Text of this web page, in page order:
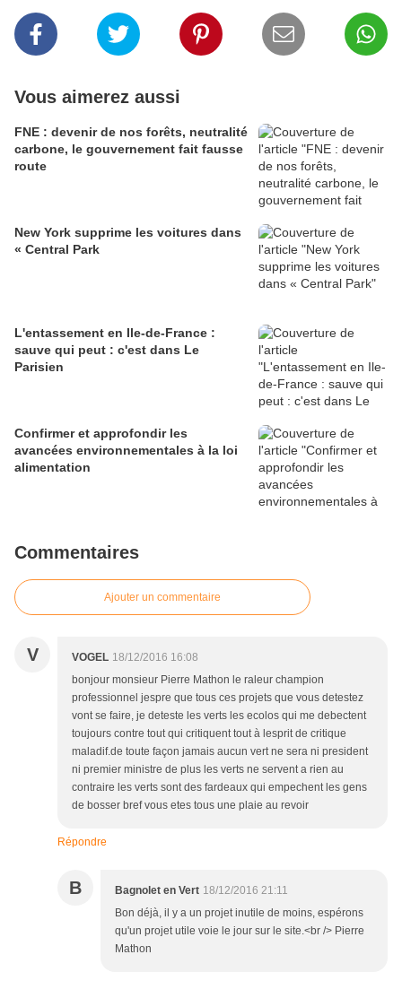
Vous aimerez aussi
FNE : devenir de nos forêts, neutralité
carbone, le gouvernement fait fausse
route
New York supprime les voitures dans
« Central Park
L'entassement en Ile-de-France :
sauve qui peut : c'est dans Le
Parisien
Confirmer et approfondir les
avancées environnementales à la loi
alimentation
Commentaires
Ajouter un commentaire
V VOGEL 18/12/2016 16:08
bonjour monsieur Pierre Mathon le raleur champion
professionnel jespre que tous ces projets que vous detestez
vont se faire, je deteste les verts les ecolos qui me debectent
toujours contre tout qui critiquent tout à lesprit de critique
maladif.de toute façon jamais aucun vert ne sera ni president
ni premier ministre de plus les verts ne servent a rien au
contraire les verts sont des fardeaux qui empechent les gens
de bosser bref vous etes tous une plaie au revoir
Répondre
B Bagnolet en Vert 18/12/2016 21:11
Bon déjà, il y a un projet inutile de moins, espérons
qu'un projet utile voie le jour sur le site.<br /> Pierre
Mathon